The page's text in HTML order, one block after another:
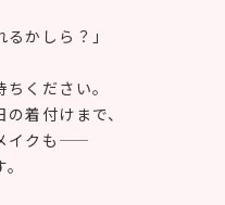
かしら？」
ください。
着付けまで、
イクも——